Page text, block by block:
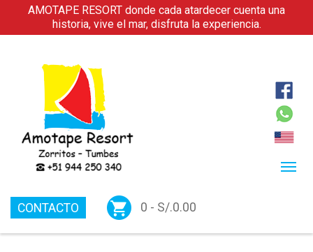
AMOTAPE RESORT donde cada atardecer cuenta una
historia, vive el mar, disfruta la experiencia.
CONTACTO 0 - S/.0.00